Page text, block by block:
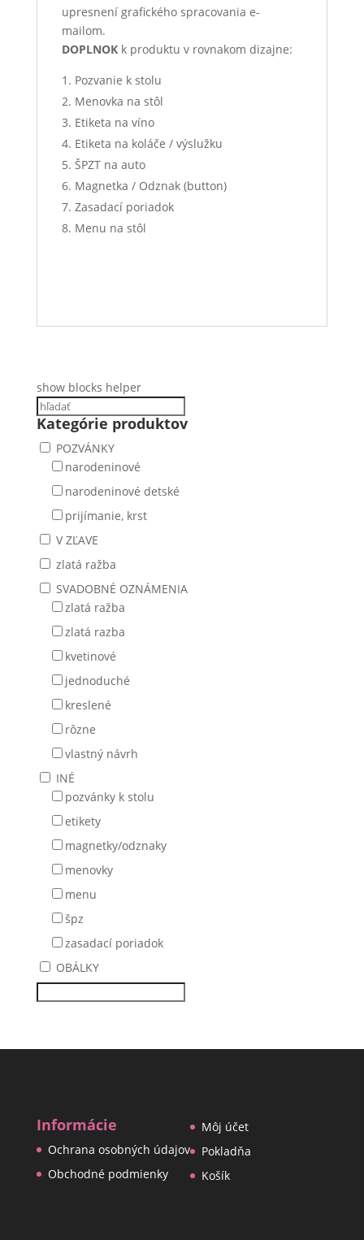
upresnení grafického spracovania e-
mailom.
DOPLNOK k produktu v rovnakom dizajne:
Pozvanie k stolu
Menovka na stôl
Etiketa na víno
Etiketa na koláče / výslužku
ŠPZT na auto
Magnetka / Odznak (button)
Zasadací poriadok
Menu na stôl
show blocks helper
Kategórie produktov
POZVÁNKY
narodeninové
narodeninové detské
prijímanie, krst
V ZĽAVE
zlatá ražba
SVADOBNÉ OZNÁMENIA
zlatá ražba
zlatá razba
kvetinové
jednoduché
kreslené
rôzne
vlastný návrh
INÉ
pozvánky k stolu
etikety
magnetky/odznaky
menovky
menu
špz
zasadací poriadok
OBÁLKY
Informácie
Ochrana osobných údajov
Obchodné podmienky
Môj účet
Pokladňa
Košík